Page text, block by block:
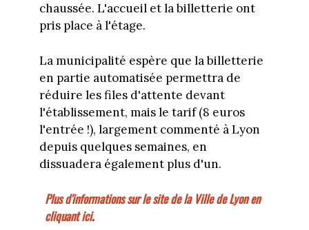
chaussée. L'accueil et la billetterie ont
pris place à l'étage.
La municipalité espère que la billetterie
en partie automatisée permettra de
réduire les files d'attente devant
l'établissement, mais le tarif (8 euros
l'entrée !), largement commenté à Lyon
depuis quelques semaines, en
dissuadera également plus d'un.
Plus d'informations sur le site de la Ville de Lyon en
cliquant ici.